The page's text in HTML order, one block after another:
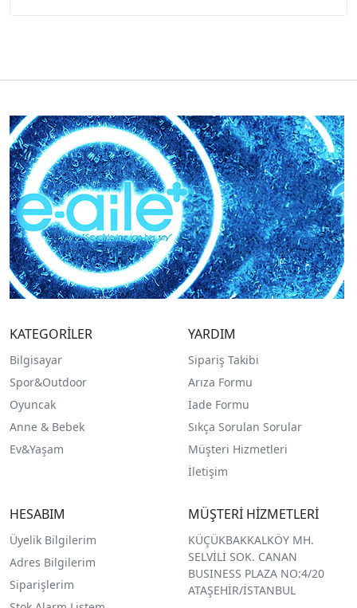
KATEGORİLER
Bilgisayar
Spor&Outdoor
Oyuncak
Anne & Bebek
Ev&Yaşam
YARDIM
Sipariş Takibi
Arıza Formu
İade Formu
Sıkça Sorulan Sorular
Müşteri Hizmetleri
İletişim
HESABIM
Üyelik Bilgilerim
Adres Bilgilerim
Siparişlerim
MÜŞTERİ HİZMETLERİ
KÜÇÜKBAKKALKÖY MH.
SELVİLİ SOK. CANAN
BUSINESS PLAZA NO:4/20
ATAŞEHİR/İSTANBUL